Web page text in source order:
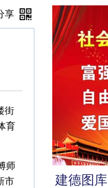
建德图库
享
街
育
师
市